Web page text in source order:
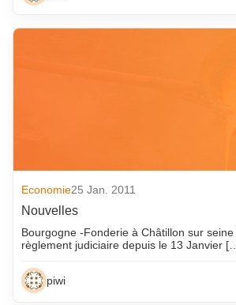
Economie25 Jan. 2011
Nouvelles
Bourgogne -Fonderie à Châtillon sur
règlement judiciaire depuis le 13 Janvier
piwi